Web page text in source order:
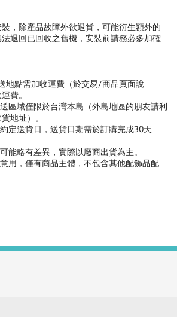
，除產品故障外欲退貨，可能衍生額外的
退回已回收之舊機，安裝前請務必多加確
地點需加收運費（於交易/商品頁面說
費。
區域僅限於台灣本島（外島地區的朋友請利
地址）。
定送貨日，送貨日期需於訂購完成30天
能略有差異，實際以廠商出貨為主。
用，僅有商品主體，不包含其他配飾品配